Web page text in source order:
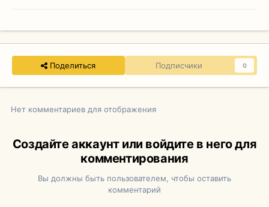
Поделиться Подписчики 0
Нет комментариев для отображения
Создайте аккаунт или войдите в него для
комментирования
Вы должны быть пользователем, чтобы оставить
комментарий